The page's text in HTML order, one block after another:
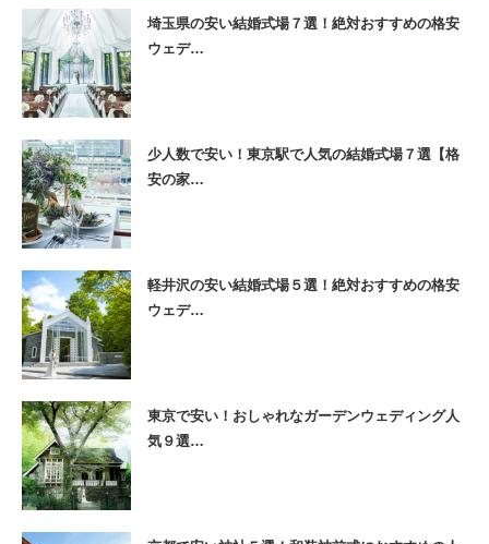
埼玉県の安い結婚式場７選！絶対おすすめの格安
ウェデ…
少人数で安い！東京駅で人気の結婚式場７選【格
安の家…
軽井沢の安い結婚式場５選！絶対おすすめの格安
ウェデ…
東京で安い！おしゃれなガーデンウェディング人
気９選…